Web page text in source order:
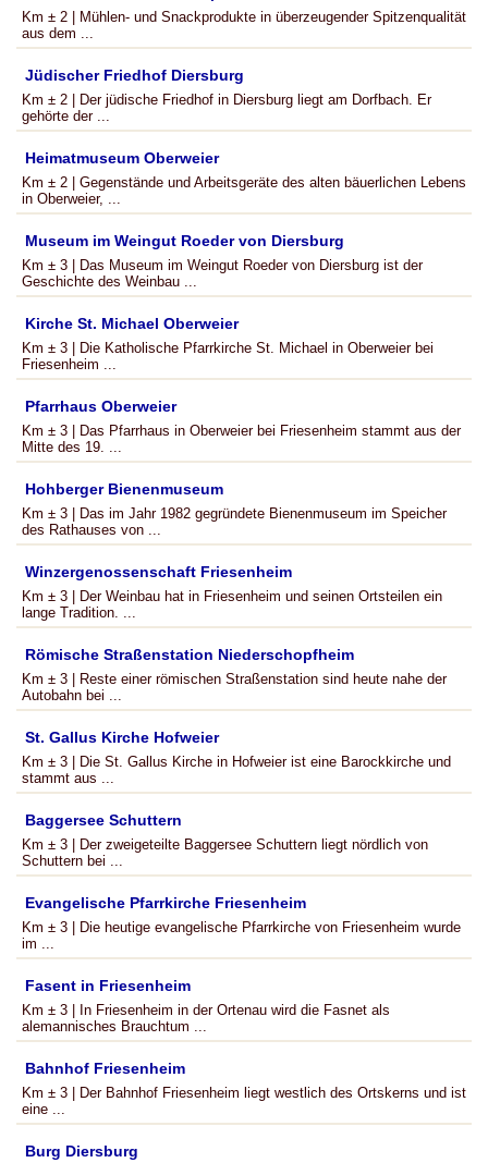
Km ± 2 | Mühlen- und Snackprodukte in überzeugender Spitzenqualität
aus dem ...
Jüdischer Friedhof Diersburg
Km ± 2 | Der jüdische Friedhof in Diersburg liegt am Dorfbach. Er
gehörte der ...
Heimatmuseum Oberweier
Km ± 2 | Gegenstände und Arbeitsgeräte des alten bäuerlichen Lebens
in Oberweier, ...
Museum im Weingut Roeder von Diersburg
Km ± 3 | Das Museum im Weingut Roeder von Diersburg ist der
Geschichte des Weinbau ...
Kirche St. Michael Oberweier
Km ± 3 | Die Katholische Pfarrkirche St. Michael in Oberweier bei
Friesenheim ...
Pfarrhaus Oberweier
Km ± 3 | Das Pfarrhaus in Oberweier bei Friesenheim stammt aus der
Mitte des 19. ...
Hohberger Bienenmuseum
Km ± 3 | Das im Jahr 1982 gegründete Bienenmuseum im Speicher
des Rathauses von ...
Winzergenossenschaft Friesenheim
Km ± 3 | Der Weinbau hat in Friesenheim und seinen Ortsteilen ein
lange Tradition. ...
Römische Straßenstation Niederschopfheim
Km ± 3 | Reste einer römischen Straßenstation sind heute nahe der
Autobahn bei ...
St. Gallus Kirche Hofweier
Km ± 3 | Die St. Gallus Kirche in Hofweier ist eine Barockkirche und
stammt aus ...
Baggersee Schuttern
Km ± 3 | Der zweigeteilte Baggersee Schuttern liegt nördlich von
Schuttern bei ...
Evangelische Pfarrkirche Friesenheim
Km ± 3 | Die heutige evangelische Pfarrkirche von Friesenheim wurde
im ...
Fasent in Friesenheim
Km ± 3 | In Friesenheim in der Ortenau wird die Fasnet als
alemannisches Brauchtum ...
Bahnhof Friesenheim
Km ± 3 | Der Bahnhof Friesenheim liegt westlich des Ortskerns und ist
eine ...
Burg Diersburg